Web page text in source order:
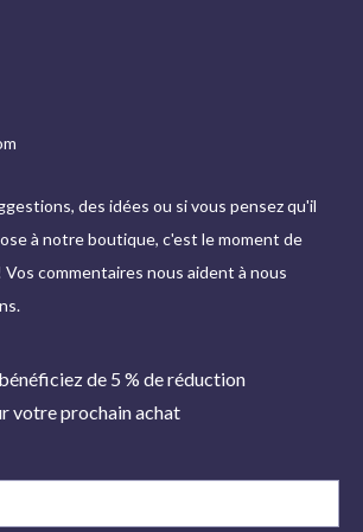
des idées ou si vous pensez qu'il
à notre boutique, c'est le moment de
Vos commentaires nous aident à nous
de 5 % de réduction
votre prochain achat